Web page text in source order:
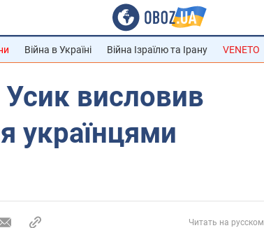
Війна в Україні Війна Ізраїлю та Ірану VENETO
висловив
українцями
Читать на русском